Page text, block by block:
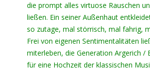
die prompt alles virtuose Rauschen
ließen. Ein seiner Außenhaut
so zutage, mal störrisch, mal fahrig,
Frei von eigenen Sentimentalitäten
miterleben, die Generation Argerich /
für eine Hochzeit der klassischen